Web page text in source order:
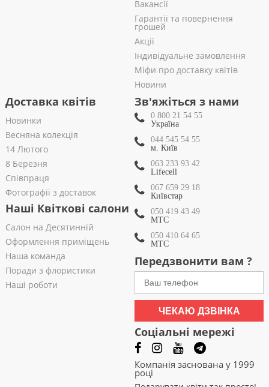
Вакансії
Гарантії та повернення
грошей
Акції
Індивідуальне замовлення
Міфи про доставку квітів
Новини
Доставка квітів
Новинки
Весняна колекція
14 Лютого
8 Березня
Співпраця
Фотографії з доставок
Наші Квіткові салони
Салон на Десятинній
Оформлення приміщень
Наша команда
Поради з флористики
Наші роботи
Зв'яжіться з нами
0 800 21 54 55
Україна
044 545 54 55
м. Київ
063 233 93 42
Lifecell
067 659 29 18
Київстар
050 419 43 49
МТС
050 410 64 65
МТС
Передзвонити вам ?
ЧЕКАЮ ДЗВІНКА
Соціальні мережі
Компанія заснована у 1999
році